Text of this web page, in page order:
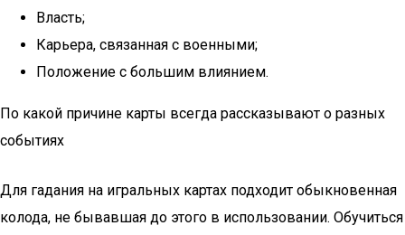
Власть;
Карьера, связанная с военными;
Положение с большим влиянием.
По какой причине карты всегда рассказывают о разных
событиях
Для гадания на игральных картах подходит обыкновенная
колода, не бывавшая до этого в использовании. Обучиться